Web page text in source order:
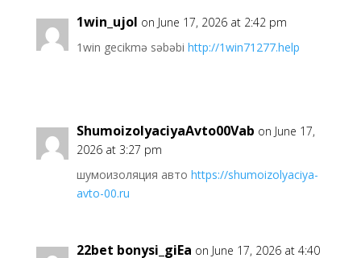
1win_ujol on June 17, 2026 at 2:42 pm
1win gecikmə səbəbi http://1win71277.help
ShumoizolyaciyaAvto00Vab on June 17,
2026 at 3:27 pm
шумоизоляция авто https://shumoizolyaciya-
avto-00.ru
22bet bonysi_giEa on June 17, 2026 at 4:40